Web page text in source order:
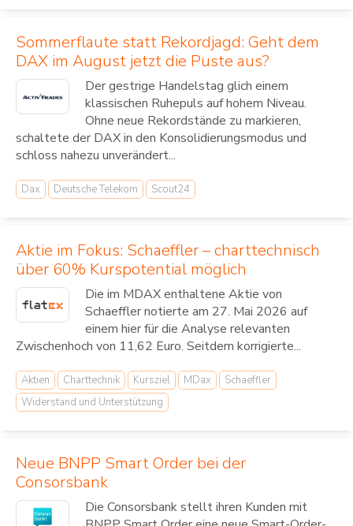
Sommerflaute statt Rekordjagd: Geht dem
DAX im August jetzt die Puste aus?
Der gestrige Handelstag glich einem
klassischen Ruhepuls auf hohem Niveau.
Ohne neue Rekordstände zu markieren,
schaltete der DAX in den Konsolidierungsmodus und
schloss nahezu unverändert...
Dax Deutsche Telekom Scout24
Aktie im Fokus: Schaeffler – charttechnisch
über 60% Kurspotential möglich
Die im MDAX enthaltene Aktie von
Schaeffler notierte am 27. Mai 2026 auf
einem hier für die Analyse relevanten
Zwischenhoch von 11,62 Euro. Seitdem korrigierte...
Aktien Charttechnik Kursziel MDax
Schaeffler
Widerstand und Unterstützung
Neue BNPP Smart Order bei der
Consorsbank
Die Consorsbank stellt ihren Kunden mit